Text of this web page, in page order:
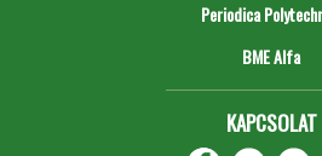
Periodica
BME Alfa
KAPCSOLAT